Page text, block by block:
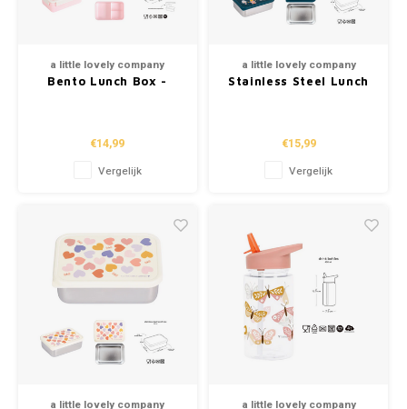
a little lovely company
Bento Lunch Box -
€14,99
Vergelijk
a little lovely company
Stainless Steel Lunch
€15,99
Vergelijk
a little lovely company a little lovely company